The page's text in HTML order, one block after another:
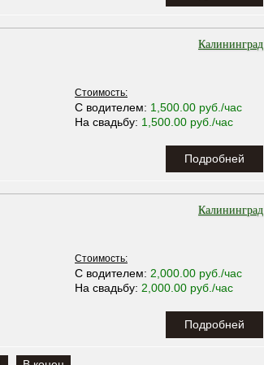
Калининград
Стоимость:
С водителем: 1,500.00 руб./час
На свадьбу: 1,500.00 руб./час
Подробней
Калининград
Стоимость:
С водителем: 2,000.00 руб./час
На свадьбу: 2,000.00 руб./час
Подробней